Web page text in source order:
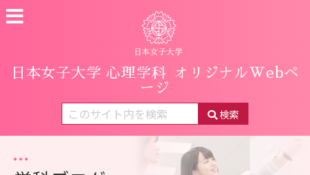
日本女子大学 心理学科
オリジナルWebペ
ージ
検索